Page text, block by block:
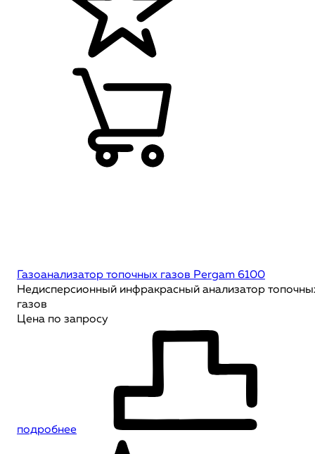
Газоанализатор топочных газов Pergam 6100
Недисперсионный инфракрасный анализатор
газов
Цена по запросу
подробнее